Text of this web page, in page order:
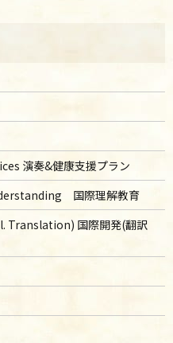
演奏&健康支援プラン
国際理解教育
国際開発(翻訳